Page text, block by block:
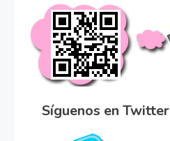
Síguenos en Twitter